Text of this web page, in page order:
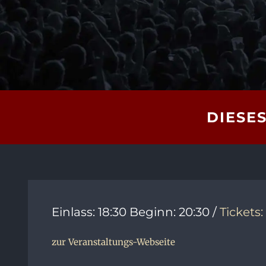
Einlass: 18:30 Beginn: 20:30 /
zur Veranstaltungs-Webseite